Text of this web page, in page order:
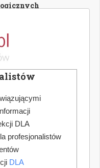
urządzenia
podnosi poprzeczkę
leczenia. W
narzędzi
kluczowym
się odpowiednio
wybór ten
DLA
profesjonalistów
DLA